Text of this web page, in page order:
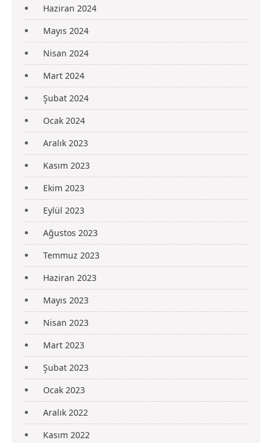
Haziran 2024
Mayıs 2024
Nisan 2024
Mart 2024
Şubat 2024
Ocak 2024
Aralık 2023
Kasım 2023
Ekim 2023
Eylül 2023
Ağustos 2023
Temmuz 2023
Haziran 2023
Mayıs 2023
Nisan 2023
Mart 2023
Şubat 2023
Ocak 2023
Aralık 2022
Kasım 2022